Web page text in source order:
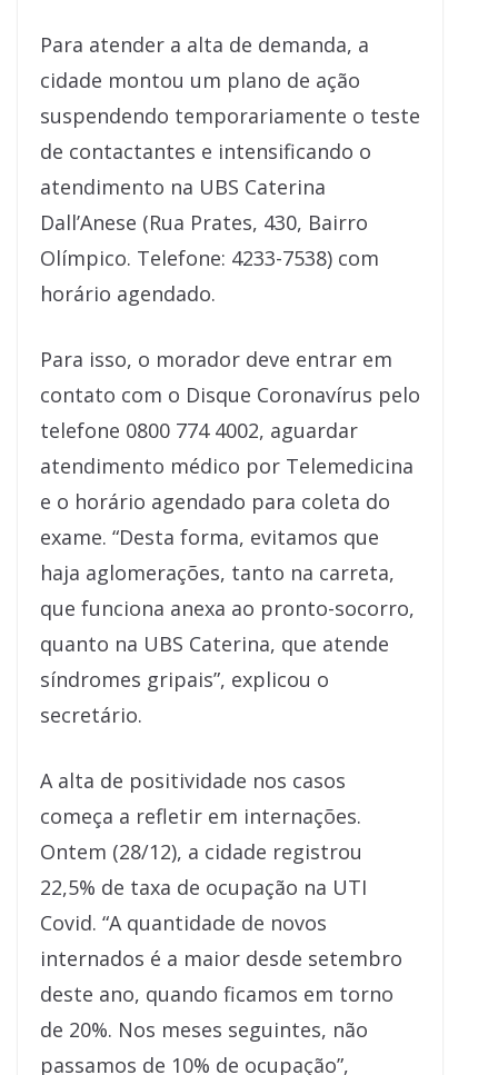
Para atender a alta de demanda, a
cidade montou um plano de ação
suspendendo temporariamente o teste
de contactantes e intensificando o
atendimento na UBS Caterina
Dall’Anese (Rua Prates, 430, Bairro
Olímpico. Telefone: 4233-7538) com
horário agendado.
Para isso, o morador deve entrar em
contato com o Disque Coronavírus pelo
telefone 0800 774 4002, aguardar
atendimento médico por Telemedicina
e o horário agendado para coleta do
exame. “Desta forma, evitamos que
haja aglomerações, tanto na carreta,
que funciona anexa ao pronto-socorro,
quanto na UBS Caterina, que atende
síndromes gripais”, explicou o
secretário.
A alta de positividade nos casos
começa a refletir em internações.
Ontem (28/12), a cidade registrou
22,5% de taxa de ocupação na UTI
Covid. “A quantidade de novos
internados é a maior desde setembro
deste ano, quando ficamos em torno
de 20%. Nos meses seguintes, não
passamos de 10% de ocupação”,